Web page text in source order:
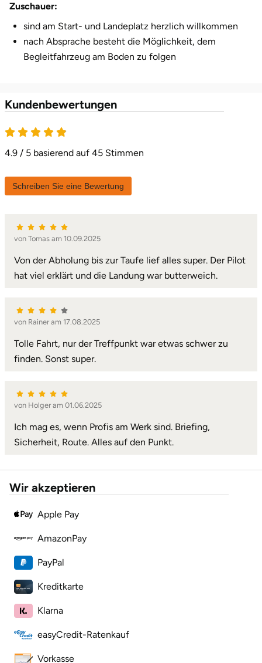
Zuschauer:
sind am Start- und Landeplatz herzlich willkommen
nach Absprache besteht die Möglichkeit, dem
Begleitfahrzeug am Boden zu folgen
Kundenbewertungen
4.9 / 5 basierend auf 45 Stimmen
Schreiben Sie eine Bewertung
von Tomas am 10.09.2025
Von der Abholung bis zur Taufe lief alles super. Der Pilot
hat viel erklärt und die Landung war butterweich.
von Rainer am 17.08.2025
Tolle Fahrt, nur der Treffpunkt war etwas schwer zu
finden. Sonst super.
von Holger am 01.06.2025
Ich mag es, wenn Profis am Werk sind. Briefing,
Sicherheit, Route. Alles auf den Punkt.
Wir akzeptieren
Apple Pay
AmazonPay
PayPal
Kreditkarte
Klarna
easyCredit-Ratenkauf
Vorkasse